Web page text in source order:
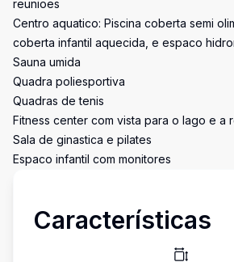
reunioes
Centro aquatico: Piscina coberta semi
coberta infantil aquecida, e espaco
Sauna umida
Quadra poliesportiva
Quadras de tenis
Fitness center com vista para o lago e a
Sala de ginastica e pilates
Espaco infantil com monitores
Características